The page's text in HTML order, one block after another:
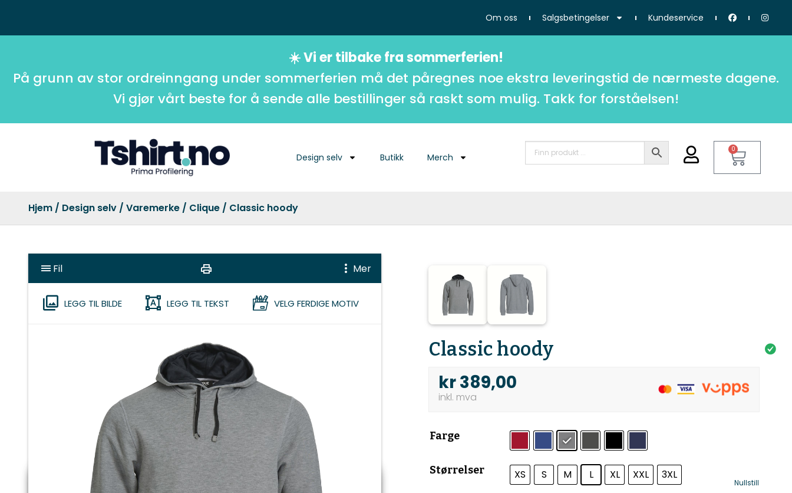
Om oss Salgsbetingelser Kundeservice
☀️ Vi er tilbake fra sommerferien!
På grunn av stor ordreinngang under sommerferien må det påregnes noe ekstra leveringstid de nærmeste dagene.
Vi gjør vårt beste for å sende alle bestillinger så raskt som mulig. Takk for forståelsen!
Design selv Butikk Merch
0
Hjem / Design selv / Varemerke / Clique / Classic hoody
Fil Mer
LEGG TIL BILDE LEGG TIL TEKST VELG FERDIGE MOTIV BEHANDLE LAG
Classic hoody
kr389,00
Farge
Størrelser XS S M L XL XXL 3XL
Nullstill